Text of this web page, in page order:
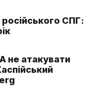
російського СПГ:
не атакувати